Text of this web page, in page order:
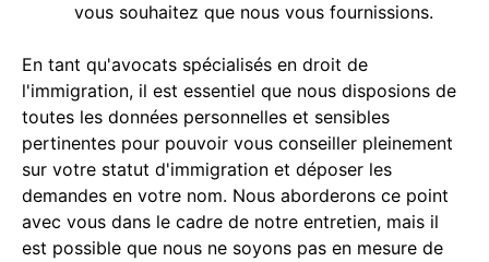
vous souhaitez que nous vous fournissions.
En tant qu'avocats spécialisés en droit de
l'immigration, il est essentiel que nous disposions de
toutes les données personnelles et sensibles
pertinentes pour pouvoir vous conseiller pleinement
sur votre statut d'immigration et déposer les
demandes en votre nom. Nous aborderons ce point
avec vous dans le cadre de notre entretien, mais il
est possible que nous ne soyons pas en mesure de